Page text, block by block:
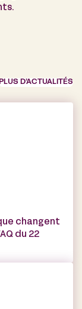
D’ACTUALITÉS
changent
du 22